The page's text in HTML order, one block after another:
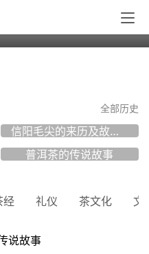
全部历史
信阳毛尖的来历及故事介绍：典故
普洱茶的传说故事
经 礼仪 茶文化 文
说故事